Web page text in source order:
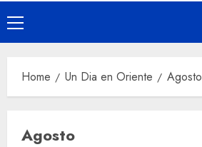
Primary
Menu
Home Un Dia en Oriente Agosto
Agosto